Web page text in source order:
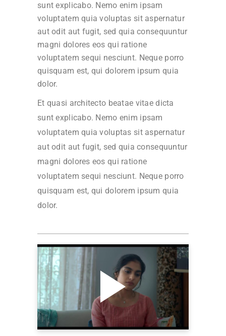
sunt explicabo. Nemo enim ipsam
voluptatem quia voluptas sit aspernatur
aut odit aut fugit, sed quia consequuntur
magni dolores eos qui ratione
voluptatem sequi nesciunt. Neque porro
quisquam est, qui dolorem ipsum quia
dolor.
Et quasi architecto beatae vitae dicta
sunt explicabo. Nemo enim ipsam
voluptatem quia voluptas sit aspernatur
aut odit aut fugit, sed quia consequuntur
magni dolores eos qui ratione
voluptatem sequi nesciunt. Neque porro
quisquam est, qui dolorem ipsum quia
dolor.
AVT BEVERAGES | AVT PRE-
MIXED TEA | THE YELLOW
SHUTTER
Videography